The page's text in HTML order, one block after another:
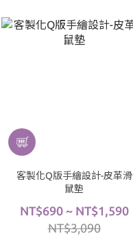
客製化Q版手繪設計-皮革滑
鼠墊
NT$690 ~ NT$1,590
NT$3,090